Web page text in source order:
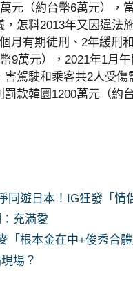
元（約台幣6萬元），
，怎料2013年又因違法
月有期徒刑、2年緩刑
9萬元），2021年1月
害駕駛和乘客共2人受傷
罰款韓圜1200萬元（約
同遊日本！IG狂發「情
充滿愛
「根本金在中+俊秀合
場？